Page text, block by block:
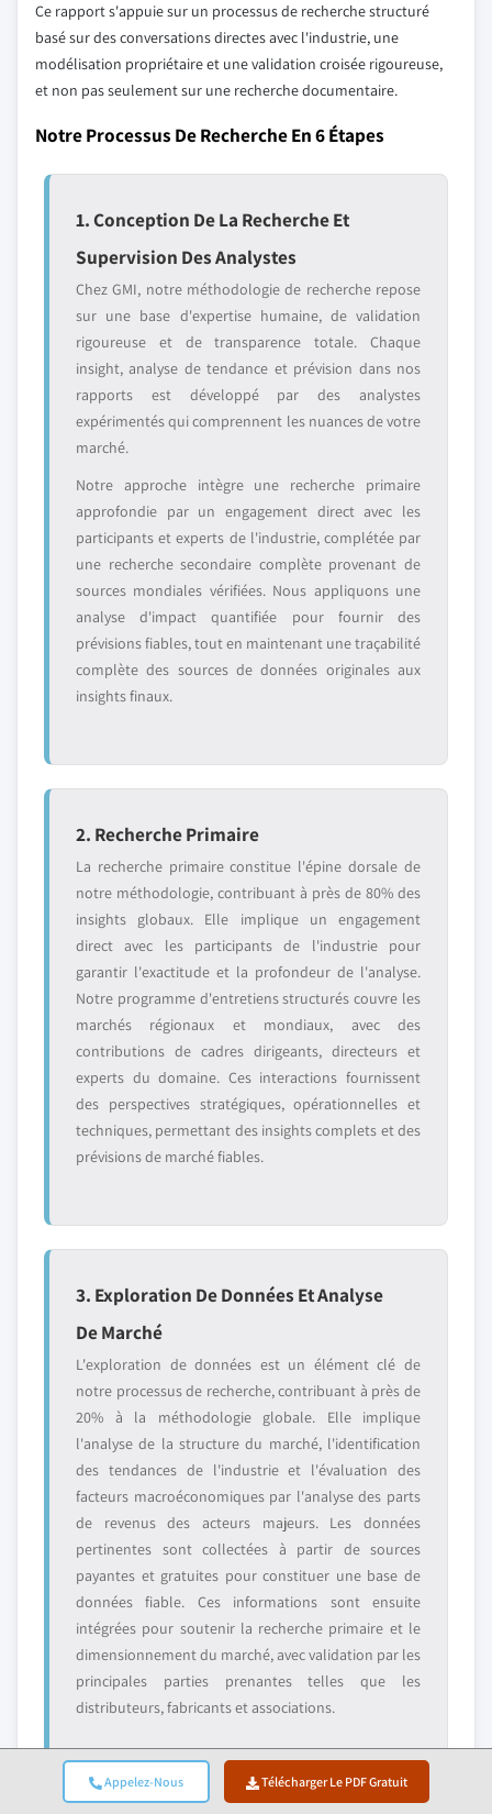
Appelez-Nous Télécharger Le PDF Gratuit
Ce rapport s'appuie sur un processus de recherche structuré
basé sur des conversations directes avec l'industrie, une
modélisation propriétaire et une validation croisée rigoureuse,
et non pas seulement sur une recherche documentaire.
Notre Processus De Recherche En 6 Étapes
1. Conception De La Recherche Et
Supervision Des Analystes
Chez GMI, notre méthodologie de recherche repose
sur une base d'expertise humaine, de validation
rigoureuse et de transparence totale. Chaque
insight, analyse de tendance et prévision dans nos
rapports est développé par des analystes
expérimentés qui comprennent les nuances de votre
marché.
Notre approche intègre une recherche primaire
approfondie par un engagement direct avec les
participants et experts de l'industrie, complétée par
une recherche secondaire complète provenant de
sources mondiales vérifiées. Nous appliquons une
analyse d'impact quantifiée pour fournir des
prévisions fiables, tout en maintenant une traçabilité
complète des sources de données originales aux
insights finaux.
2. Recherche Primaire
La recherche primaire constitue l'épine dorsale de
notre méthodologie, contribuant à près de 80% des
insights globaux. Elle implique un engagement
direct avec les participants de l'industrie pour
garantir l'exactitude et la profondeur de l'analyse.
Notre programme d'entretiens structurés couvre les
marchés régionaux et mondiaux, avec des
contributions de cadres dirigeants, directeurs et
experts du domaine. Ces interactions fournissent
des perspectives stratégiques, opérationnelles et
techniques, permettant des insights complets et des
prévisions de marché fiables.
3. Exploration De Données Et Analyse
De Marché
L'exploration de données est un élément clé de
notre processus de recherche, contribuant à près de
20% à la méthodologie globale. Elle implique
l'analyse de la structure du marché, l'identification
des tendances de l'industrie et l'évaluation des
facteurs macroéconomiques par l'analyse des parts
de revenus des acteurs majeurs. Les données
pertinentes sont collectées à partir de sources
payantes et gratuites pour constituer une base de
données fiable. Ces informations sont ensuite
intégrées pour soutenir la recherche primaire et le
dimensionnement du marché, avec validation par les
principales parties prenantes telles que les
distributeurs, fabricants et associations.